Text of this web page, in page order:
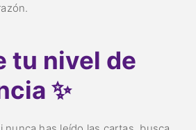
tu nivel de
✨